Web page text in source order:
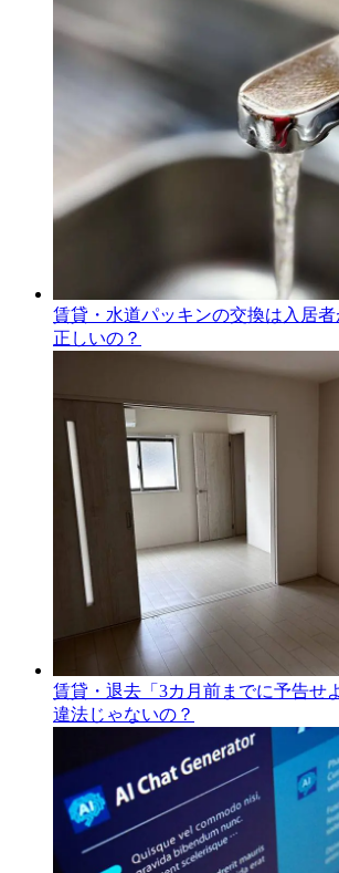
賃貸・水道パッキンの交換は入居者
正しいの？
賃貸・退去「3カ月前までに予告せ
違法じゃないの？